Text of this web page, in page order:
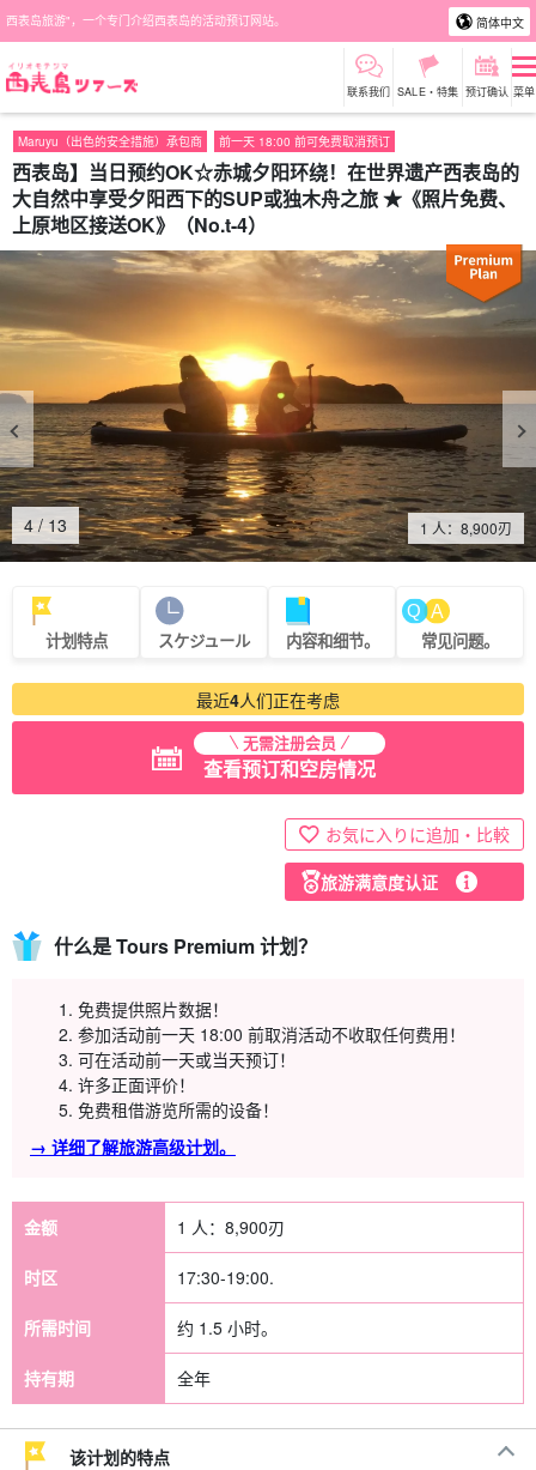
西表岛旅游"，一个专门介绍西表岛的活动预订网站。 简体中文
联系我们 SALE・特集 预订确认 菜单
Maruyu（出色的安全措施）承包商 前一天 18:00 前可免费取消预订
西表岛】当日预约OK☆赤城夕阳环绕！在世界遗产西表岛的
大自然中享受夕阳西下的SUP或独木舟之旅 ★《照片免费、
上原地区接送OK》（No.t-4）
4 / 13 1 人： 8,900刃
计划特点 スケジュール 内容和细节。 常见问题。
最近4人们正在考虑
无需注册会员
查看预订和空房情况
お気に入りに追加・比較
旅游满意度认证
什么是 Tours Premium 计划？
免费提供照片数据！
参加活动前一天 18:00 前取消活动不收取任何费用！
可在活动前一天或当天预订！
许多正面评价！
免费租借游览所需的设备！
→ 详细了解旅游高级计划。
金额 1 人： 8,900刃
时区 17:30-19:00.
所需时间 约 1.5 小时。
持有期 全年
该计划的特点